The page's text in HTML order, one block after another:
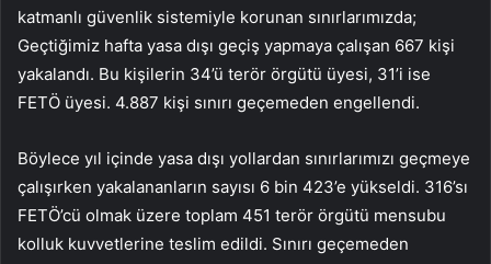
katmanlı güvenlik sistemiyle korunan sınırlarımızda;
Geçtiğimiz hafta yasa dışı geçiş yapmaya çalışan 667 kişi
yakalandı. Bu kişilerin 34’ü terör örgütü üyesi, 31’i ise
FETÖ üyesi. 4.887 kişi sınırı geçemeden engellendi.
Böylece yıl içinde yasa dışı yollardan sınırlarımızı geçmeye
çalışırken yakalananların sayısı 6 bin 423’e yükseldi. 316’sı
FETÖ’cü olmak üzere toplam 451 terör örgütü mensubu
kolluk kuvvetlerine teslim edildi. Sınırı geçemeden